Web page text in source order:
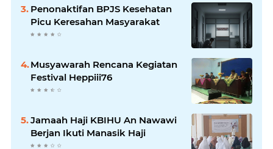
Penonaktifan BPJS Kesehatan
Picu Keresahan Masyarakat
Musyawarah Rencana Kegiatan
Festival Heppiii76
Jamaah Haji KBIHU An Nawawi
Berjan Ikuti Manasik Haji